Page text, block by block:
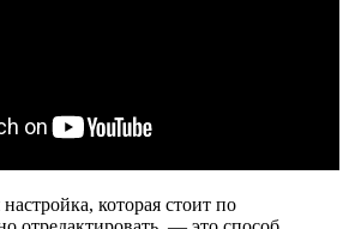
которая стоит по